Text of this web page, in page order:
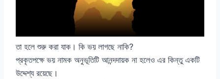
তা হলে শুরু করা যাক। কি ভয় লাগছে নাকি?
প্রকৃতপক্ষে ভয় নামক অনুভূতিটি আনন্দদায়ক না হলেও এর কিন্তু একটি
উদ্দেশ্য রয়েছে।